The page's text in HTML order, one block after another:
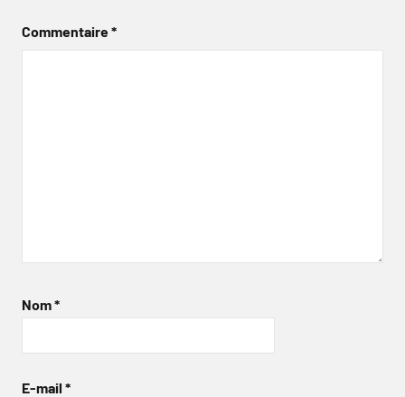
Commentaire*
Nom*
E-mail *